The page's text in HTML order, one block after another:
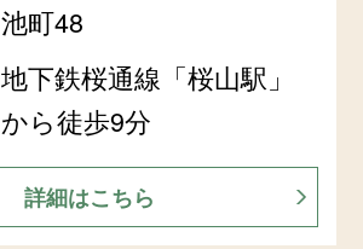
池町48
地下鉄桜通線「桜山駅」
から徒歩9分
詳細はこちら